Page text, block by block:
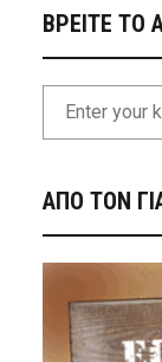
ΒΡΕΙΤΕ ΤΟ
ΑΠΟ ΤΟΝ